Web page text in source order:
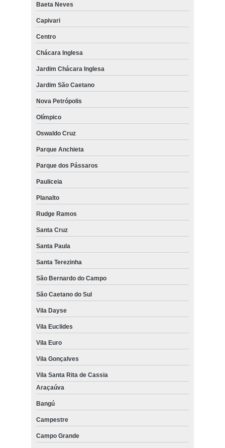
Baeta Neves
Capivari
Centro
Chácara Inglesa
Jardim Chácara Inglesa
Jardim São Caetano
Nova Petrópolis
Olímpico
Oswaldo Cruz
Parque Anchieta
Parque dos Pássaros
Pauliceia
Planalto
Rudge Ramos
Santa Cruz
Santa Paula
Santa Terezinha
São Bernardo do Campo
São Caetano do Sul
Vila Dayse
Vila Euclides
Vila Euro
Vila Gonçalves
Vila Santa Rita de Cassia
Araçaúva
Bangú
Campestre
Campo Grande